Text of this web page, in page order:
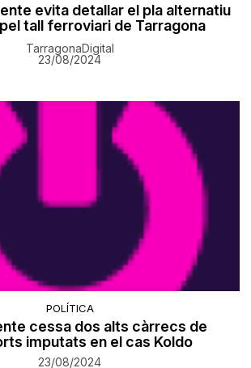
evita detallar el pla alternatiu
tall ferroviari de Tarragona
TarragonaDigital
23/08/2024
POLÍTICA
cessa dos alts càrrecs de
imputats en el cas Koldo
23/08/2024